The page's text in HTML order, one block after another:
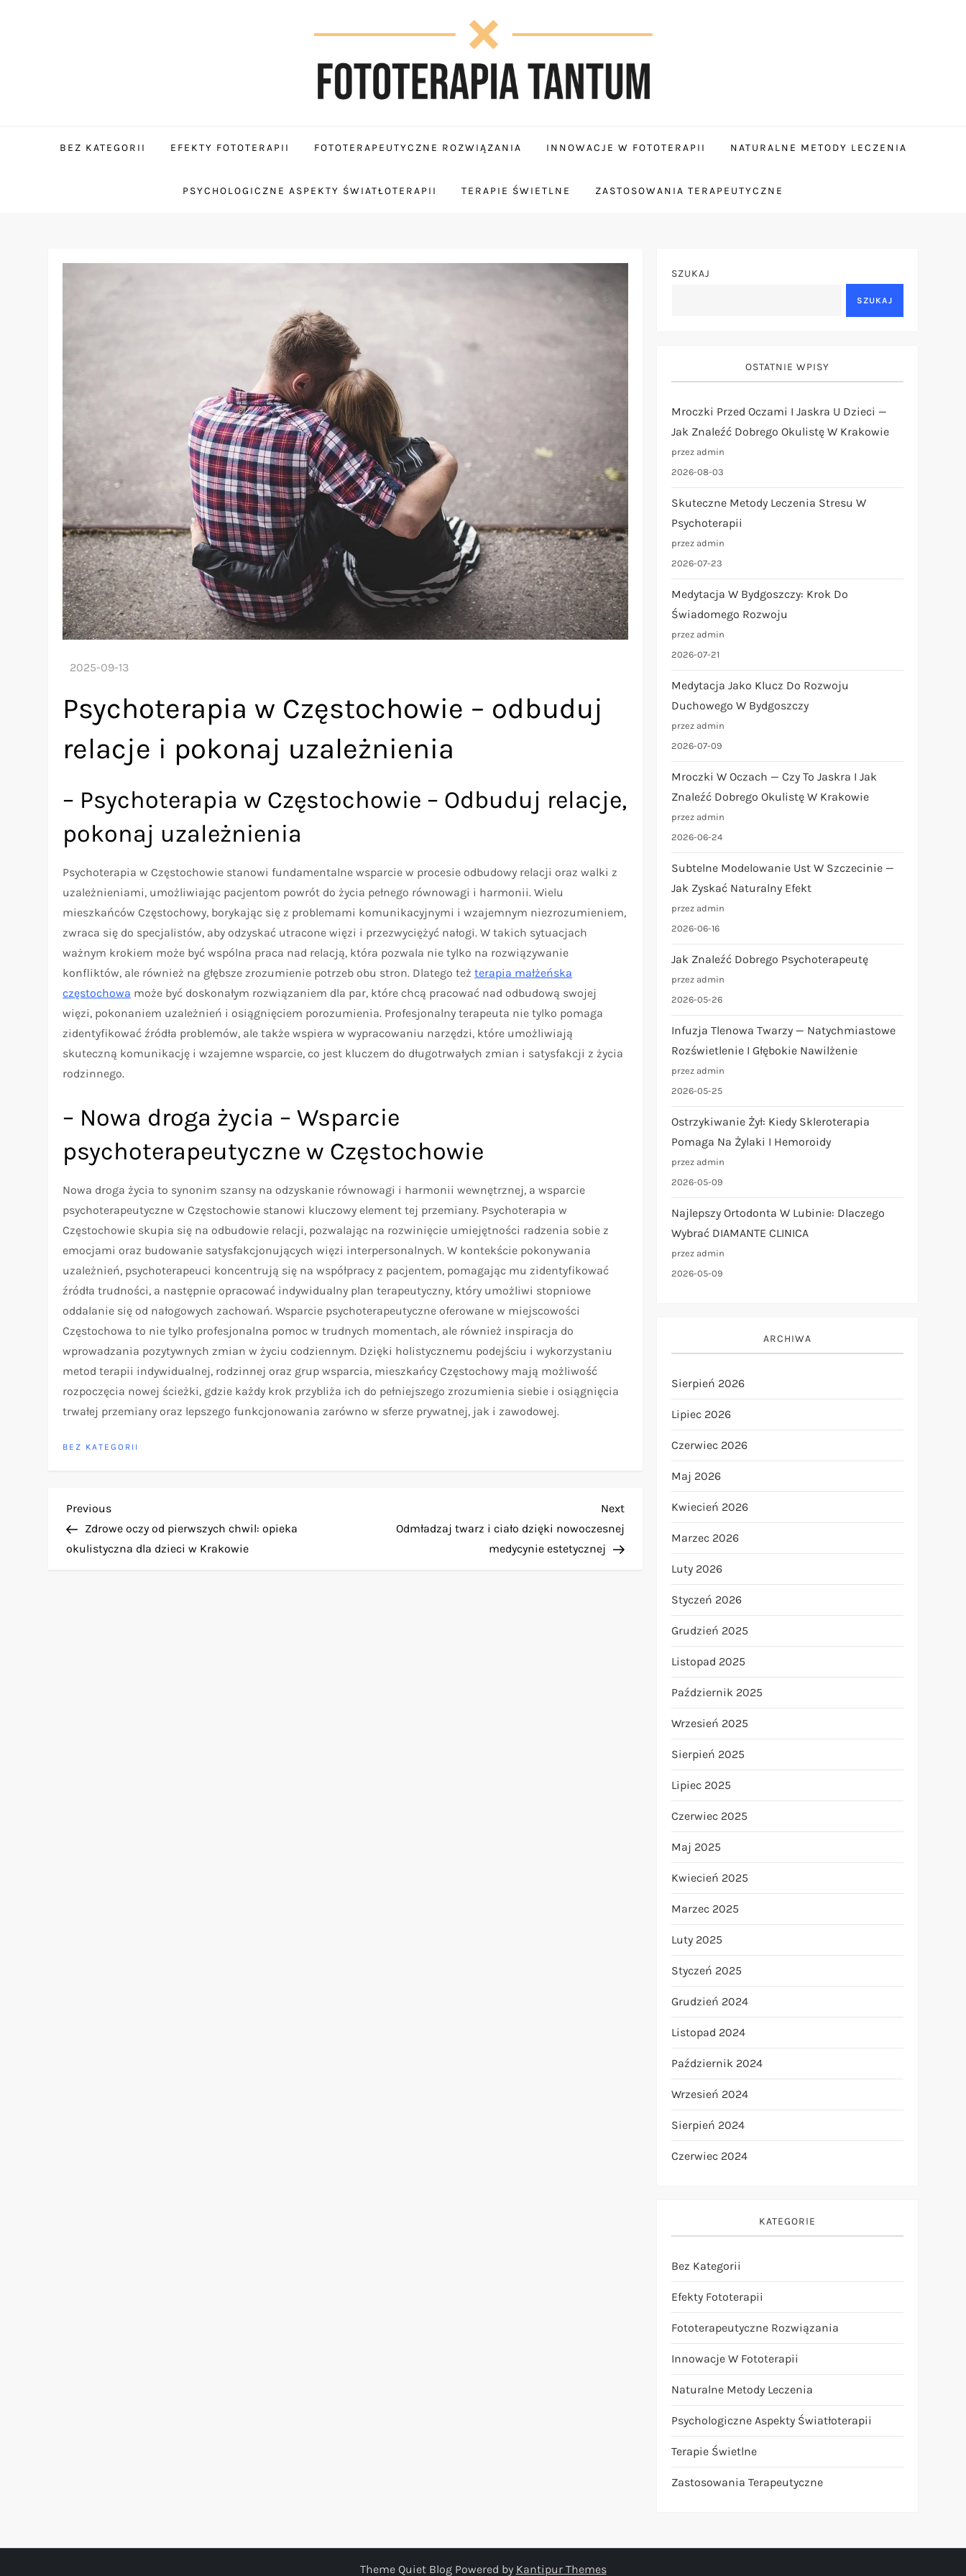
BEZ KATEGORII EFEKTY FOTOTERAPII FOTOTERAPEUTYCZNE ROZWIĄZANIA INNOWACJE W FOTOTERAPII NATURALNE METODY LECZENIA
PSYCHOLOGICZNE ASPEKTY ŚWIATŁOTERAPII TERAPIE ŚWIETLNE ZASTOSOWANIA TERAPEUTYCZNE
Psychoterapia w Częstochowie – odbuduj
relacje i pokonaj uzależnienia
– Psychoterapia w Częstochowie – Odbuduj relacje,
pokonaj uzależnienia
Psychoterapia w Częstochowie stanowi fundamentalne wsparcie w procesie odbudowy relacji oraz walki z
uzależnieniami, umożliwiając pacjentom powrót do życia pełnego równowagi i harmonii. Wielu
mieszkańców Częstochowy, borykając się z problemami komunikacyjnymi i wzajemnym niezrozumieniem,
zwraca się do specjalistów, aby odzyskać utracone więzi i przezwyciężyć nałogi. W takich sytuacjach
ważnym krokiem może być wspólna praca nad relacją, która pozwala nie tylko na rozwiązywanie
konfliktów, ale również na głębsze zrozumienie potrzeb obu stron. Dlatego teżterapia małżeńska
częstochowa może być doskonałym rozwiązaniem dla par, które chcą pracować nad odbudową swojej
więzi, pokonaniem uzależnień i osiągnięciem porozumienia. Profesjonalny terapeuta nie tylko pomaga
zidentyfikować źródła problemów, ale także wspiera w wypracowaniu narzędzi, które umożliwiają
skuteczną komunikację i wzajemne wsparcie, co jest kluczem do długotrwałych zmian i satysfakcji z życia
rodzinnego.
– Nowa droga życia – Wsparcie
psychoterapeutyczne w Częstochowie
Nowa droga życia to synonim szansy na odzyskanie równowagi i harmonii wewnętrznej, a wsparcie
psychoterapeutyczne w Częstochowie stanowi kluczowy element tej przemiany. Psychoterapia w
Częstochowie skupia się na odbudowie relacji, pozwalając na rozwinięcie umiejętności radzenia sobie z
emocjami oraz budowanie satysfakcjonujących więzi interpersonalnych. W kontekście pokonywania
uzależnień, psychoterapeuci koncentrują się na współpracy z pacjentem, pomagając mu zidentyfikować
źródła trudności, a następnie opracować indywidualny plan terapeutyczny, który umożliwi stopniowe
oddalanie się od nałogowych zachowań. Wsparcie psychoterapeutyczne oferowane w miejscowości
Częstochowa to nie tylko profesjonalna pomoc w trudnych momentach, ale również inspiracja do
wprowadzania pozytywnych zmian w życiu codziennym. Dzięki holistycznemu podejściu i wykorzystaniu
metod terapii indywidualnej, rodzinnej oraz grup wsparcia, mieszkańcy Częstochowy mają możliwość
rozpoczęcia nowej ścieżki, gdzie każdy krok przybliża ich do pełniejszego zrozumienia siebie i osiągnięcia
trwałej przemiany oraz lepszego funkcjonowania zarówno w sferze prywatnej, jak i zawodowej.
BEZ KATEGORII
N
a
Previous
Post
Previous
Zdrowe oczy od pierwszych chwil: opieka
okulistyczna dla dzieci w Krakowie
Next
Post
Next
Odmładzaj twarz i ciało dzięki nowoczesnej
medycynie estetycznej
SZUKAJ
SZUKAJ
OSTATNIE WPISY
Mroczki Przed Oczami I Jaskra U Dzieci —
Jak Znaleźć Dobrego Okulistę W Krakowie
przez admin
2026-08-03
Skuteczne Metody Leczenia Stresu W
Psychoterapii
przez admin
2026-07-23
Medytacja W Bydgoszczy: Krok Do
Świadomego Rozwoju
przez admin
2026-07-21
Medytacja Jako Klucz Do Rozwoju
Duchowego W Bydgoszczy
przez admin
2026-07-09
Mroczki W Oczach — Czy To Jaskra I Jak
Znaleźć Dobrego Okulistę W Krakowie
przez admin
2026-06-24
Subtelne Modelowanie Ust W Szczecinie —
Jak Zyskać Naturalny Efekt
przez admin
2026-06-16
Jak Znaleźć Dobrego Psychoterapeutę
przez admin
2026-05-26
Infuzja Tlenowa Twarzy — Natychmiastowe
Rozświetlenie I Głębokie Nawilżenie
przez admin
2026-05-25
Ostrzykiwanie Żył: Kiedy Skleroterapia
Pomaga Na Żylaki I Hemoroidy
przez admin
2026-05-09
Najlepszy Ortodonta W Lubinie: Dlaczego
Wybrać DIAMANTE CLINICA
przez admin
2026-05-09
ARCHIWA
Sierpień 2026
Lipiec 2026
Czerwiec 2026
Maj 2026
Kwiecień 2026
Marzec 2026
Luty 2026
Styczeń 2026
Grudzień 2025
Listopad 2025
Październik 2025
Wrzesień 2025
Sierpień 2025
Lipiec 2025
Czerwiec 2025
Maj 2025
Kwiecień 2025
Marzec 2025
Luty 2025
Styczeń 2025
Grudzień 2024
Listopad 2024
Październik 2024
Wrzesień 2024
Sierpień 2024
Czerwiec 2024
KATEGORIE
Bez Kategorii
Efekty Fototerapii
Fototerapeutyczne Rozwiązania
Innowacje W Fototerapii
Naturalne Metody Leczenia
Psychologiczne Aspekty Światłoterapii
Terapie Świetlne
Zastosowania Terapeutyczne
Theme Quiet Blog Powered by Kantipur Themes